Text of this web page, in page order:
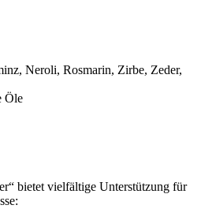
Neroli, Rosmarin, Zirbe, Zeder,
Öle
bietet vielfältige Unterstützung für